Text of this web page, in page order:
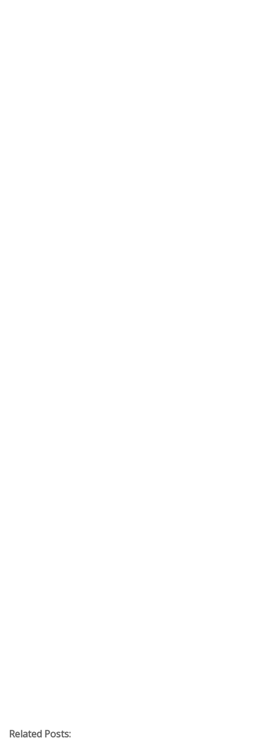
Related Posts: